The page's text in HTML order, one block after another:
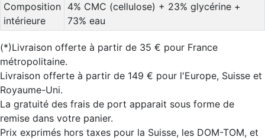
Composition
intérieure
4% CMC (cellulose) + 23% glycérine +
73% eau
(*)Livraison offerte à partir de 35 € pour France
métropolitaine.
Livraison offerte à partir de 149 € pour l'Europe, Suisse et
Royaume-Uni.
La gratuité des frais de port apparait sous forme de
remise dans votre panier.
Prix exprimés hors taxes pour la Suisse, les DOM-TOM, et